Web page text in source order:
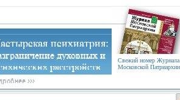
Свежий номер Журнала
Московской Патриархии